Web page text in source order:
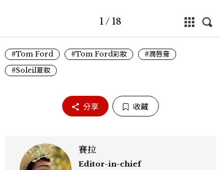
1 / 18
#Tom Ford #Tom Ford彩妝
#潤唇膏
#Soleil夏妝
分享 收藏
賽拉
Editor-in-chief